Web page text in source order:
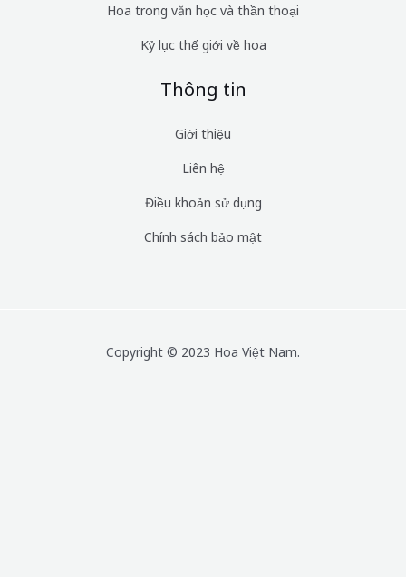
Hoa trong văn học và thần thoại
Kỷ lục thế giới về hoa
Thông tin
Giới thiệu
Liên hệ
Điều khoản sử dụng
Chính sách bảo mật
Copyright © 2023 Hoa Việt Nam.